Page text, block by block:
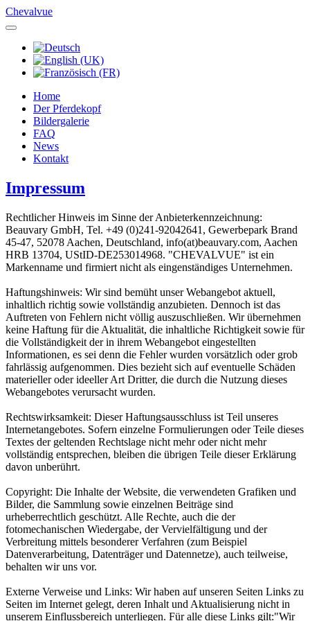
Chevalvue
Home
Der Pferdekopf
Bildergalerie
FAQ
News
Kontakt
Impressum
Rechtlicher Hinweis im Sinne der Anbieterkennzeichnung:
Beauvary GmbH, Tel. +49 (0)241-92042641, Gewerbepark Brand
45-47, 52078 Aachen, Deutschland, info(at)beauvary.com, Aachen
HRB 13704, UStID-DE253014968. "CHEVALVUE" ist ein
Markenname und firmiert nicht als eingenständiges Unternehmen.
Haftungshinweis: Wir sind bemüht unser Webangebot aktuell,
inhaltlich richtig sowie vollständig anzubieten. Dennoch ist das
Auftreten von Fehlern nicht völlig auszuschließen. Wir übernehmen
keine Haftung für die Aktualität, die inhaltliche Richtigkeit sowie für
die Vollständigkeit der in ihrem Webangebot eingestellten
Informationen, es sei denn die Fehler wurden vorsätzlich oder grob
fahrlässig aufgenommen. Dies bezieht sich auf eventuelle Schäden
materieller oder ideeller Art Dritter, die durch die Nutzung dieses
Webangebotes verursacht wurden.
Rechtswirksamkeit: Dieser Haftungsausschluss ist Teil unseres
Internetangebotes. Sofern einzelne Formulierungen oder Teile dieses
Textes der geltenden Rechtslage nicht mehr oder nicht mehr
vollständig entsprechen, bleiben die übrigen Teile dieser Erklärung
davon unberührt.
Copyright: Die Inhalte der Website, die verwendeten Grafiken und
Bilder, die Sammlung sowie einzelnen Beiträge sind
urheberrechtlich geschützt. Alle Rechte, auch die der
fotomechanischen Wiedergabe, der Vervielfältigung und der
Verbreitung mittels besonderer Verfahren (zum Beispiel
Datenverarbeitung, Datenträger und Datennetze), auch teilweise,
behalten wir uns vor.
Externe Verweise und Links: Wir haben auf unseren Seiten Links zu
Seiten im Internet gelegt, deren Inhalt und Aktualisierung nicht in
unserem Einflussbereich unterliegen. Für alle diese Links gilt:"Wir